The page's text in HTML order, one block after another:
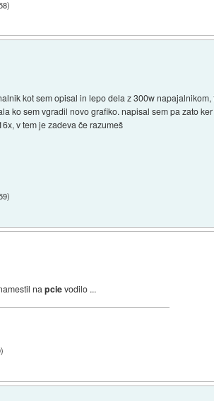
)
kot sem opisal in lepo dela z 300w
ko sem vgradil novo grafiko. napisal sem pa zato
v tem je zadeva če razumeš
)
napcievodilo ...
)